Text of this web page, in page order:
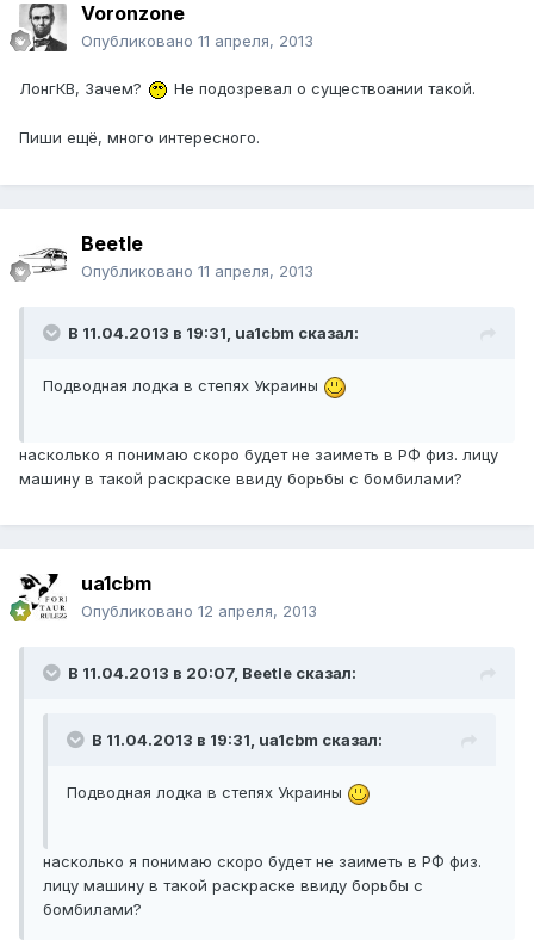
Voronzone
Опубликовано 11 апреля, 2013
ЛонгКВ, Зачем? Не подозревал о существоании такой.
Пиши ещё, много интересного.
Beetle
Опубликовано 11 апреля, 2013
В 11.04.2013 в 19:31, ua1cbm сказал:
Подводная лодка в степях Украины
насколько я понимаю скоро будет не заиметь в РФ физ. лицу
машину в такой раскраске ввиду борьбы с бомбилами?
ua1cbm
Опубликовано 12 апреля, 2013
В 11.04.2013 в 20:07, Beetle сказал:
В 11.04.2013 в 19:31, ua1cbm сказал:
Подводная лодка в степях Украины
насколько я понимаю скоро будет не заиметь в РФ физ.
лицу машину в такой раскраске ввиду борьбы с
бомбилами?